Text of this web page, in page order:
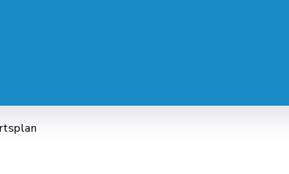
SERVICE LEBEN & ALLTAG